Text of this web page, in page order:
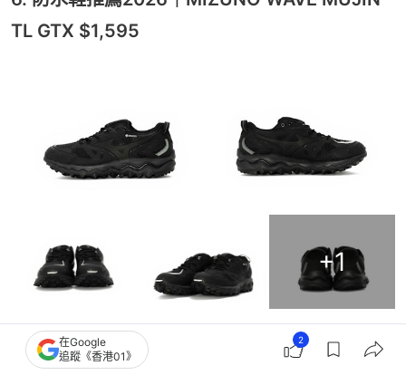
TL GTX $1,595
+1
不想太容易和其他人撞鞋的，或者亦可以考慮這款來
在Google
追蹤《香港01》
2